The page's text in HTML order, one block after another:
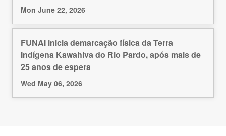
Mon June 22, 2026
FUNAI inicia demarcação física da Terra
Indígena Kawahiva do Rio Pardo, após mais de
25 anos de espera
Wed May 06, 2026